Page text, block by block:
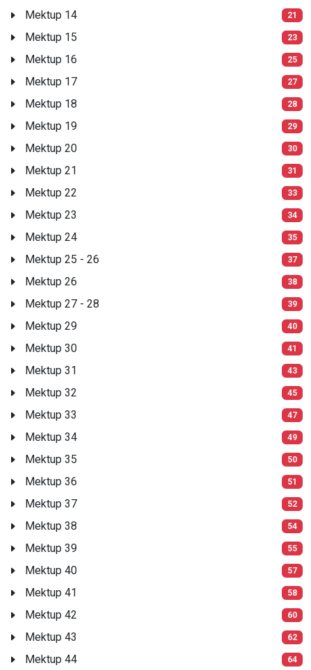
Mektup 14 21
Mektup 15 23
Mektup 16 25
Mektup 17 27
Mektup 18 28
Mektup 19 29
Mektup 20 30
Mektup 21 31
Mektup 22 33
Mektup 23 34
Mektup 24 35
Mektup 25 - 26 37
Mektup 26 38
Mektup 27 - 28 39
Mektup 29 40
Mektup 30 41
Mektup 31 43
Mektup 32 45
Mektup 33 47
Mektup 34 49
Mektup 35 50
Mektup 36 51
Mektup 37 52
Mektup 38 54
Mektup 39 55
Mektup 40 57
Mektup 41 58
Mektup 42 60
Mektup 43 62
Mektup 44 64